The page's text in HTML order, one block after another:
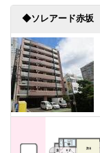
◆ソレアード赤坂